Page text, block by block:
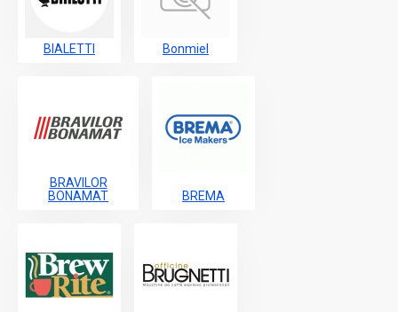
BIALETTI Bonmiel
BRAVILOR
BONAMAT
BREMA